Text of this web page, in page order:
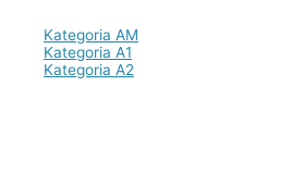
Kategoria AM
Kategoria A1
Kategoria A2